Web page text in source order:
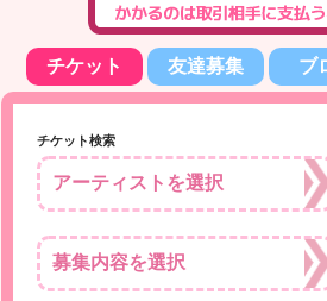
チケット 友達募集 ブ
チケット検索